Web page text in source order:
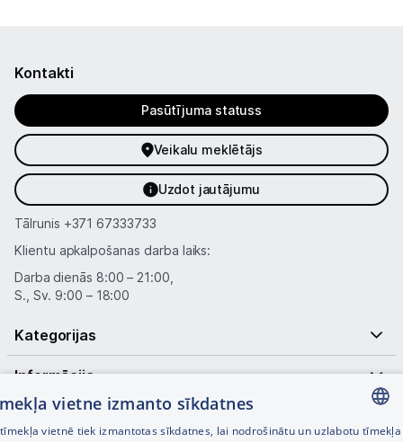
Kontakti
Pasūtījuma statuss
Veikalu meklētājs
Uzdot jautājumu
Tālrunis +371 67333733
Klientu apkalpošanas darba laiks:
Darba dienās 8:00 – 21:00,
S., Sv. 9:00 – 18:00
Kategorijas
Informācija
Noderīgas saites
vietne izmanto sīkdatnes
vietnē tiek izmantotas sīkdatnes, lai nodrošinātu un uzlabotu tīmekļa